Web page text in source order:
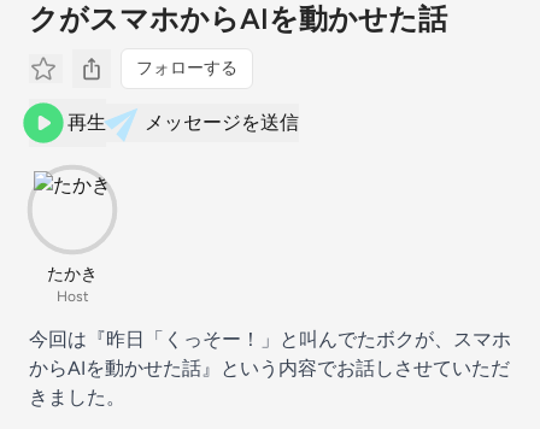
クがスマホからAIを動かせた話
フォローする
再生 メッセージを送信
たかき
Host
今回は『昨日「くっそー！」と叫んでたボクが、スマホ
からAIを動かせた話』という内容でお話しさせていただ
きました。